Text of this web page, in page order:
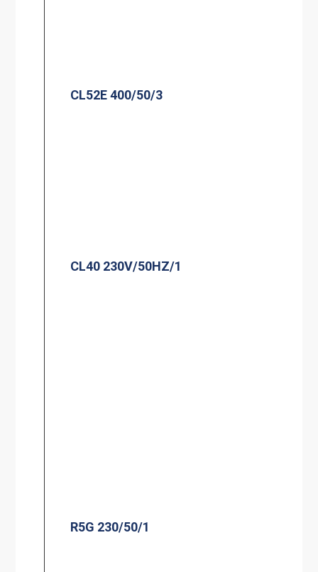
CL52E 400/50/3
CL40 230V/50HZ/1
R5G 230/50/1